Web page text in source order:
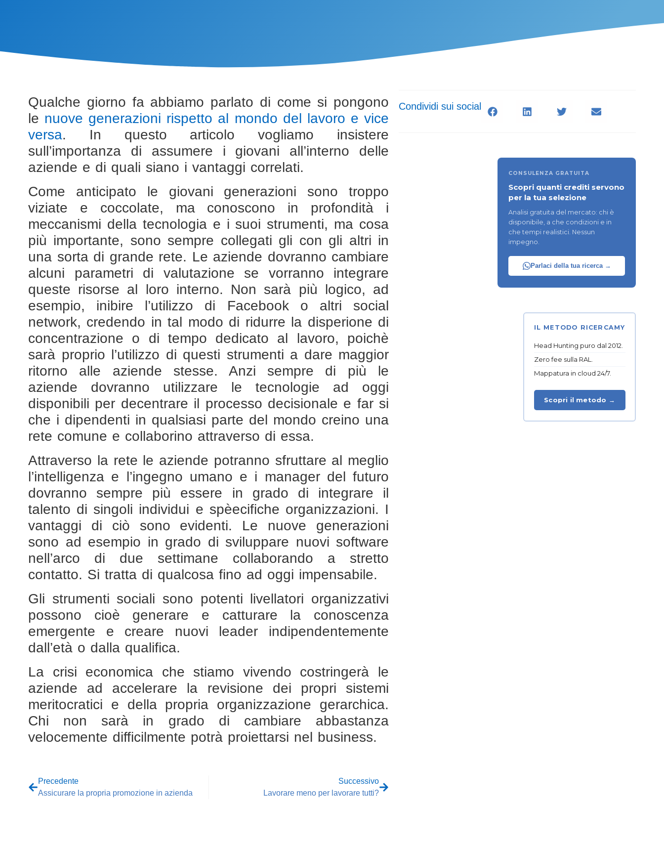
Qualche giorno fa abbiamo parlato di come si pongono
le nuove generazioni rispetto al mondo del lavoro e vice
versa. In questo articolo vogliamo insistere
sull’importanza di assumere i giovani all’interno delle
aziende e di quali siano i vantaggi correlati.
Come anticipato le giovani generazioni sono troppo
viziate e coccolate, ma conoscono in profondità i
meccanismi della tecnologia e i suoi strumenti, ma cosa
più importante, sono sempre collegati gli con gli altri in
una sorta di grande rete. Le aziende dovranno cambiare
alcuni parametri di valutazione se vorranno integrare
queste risorse al loro interno. Non sarà più logico, ad
esempio, inibire l’utilizzo di Facebook o altri social
network, credendo in tal modo di ridurre la disperione di
concentrazione o di tempo dedicato al lavoro, poichè
sarà proprio l’utilizzo di questi strumenti a dare maggior
ritorno alle aziende stesse. Anzi sempre di più le
aziende dovranno utilizzare le tecnologie ad oggi
disponibili per decentrare il processo decisionale e far si
che i dipendenti in qualsiasi parte del mondo creino una
rete comune e collaborino attraverso di essa.
Attraverso la rete le aziende potranno sfruttare al meglio
l’intelligenza e l’ingegno umano e i manager del futuro
dovranno sempre più essere in grado di integrare il
talento di singoli individui e spèecifiche organizzazioni. I
vantaggi di ciò sono evidenti. Le nuove generazioni
sono ad esempio in grado di sviluppare nuovi software
nell’arco di due settimane collaborando a stretto
contatto. Si tratta di qualcosa fino ad oggi impensabile.
Gli strumenti sociali sono potenti livellatori organizzativi
possono cioè generare e catturare la conoscenza
emergente e creare nuovi leader indipendentemente
dall’età o dalla qualifica.
La crisi economica che stiamo vivendo costringerà le
aziende ad accelerare la revisione dei propri sistemi
meritocratici e della propria organizzazione gerarchica.
Chi non sarà in grado di cambiare abbastanza
velocemente difficilmente potrà proiettarsi nel business.
Precedente
Assicurare la propria promozione in azienda
Successivo
Lavorare meno per lavorare tutti?
Condividi sui social
CONSULENZA GRATUITA
Scopri quanti crediti servono
per la tua selezione
Analisi gratuita del mercato: chi è
disponibile, a che condizioni e in
che tempi realistici. Nessun
impegno.
Parlaci della tua ricerca →
IL METODO RICERCAMY
Head Hunting puro dal 2012.
Zero fee sulla RAL.
Mappatura in cloud 24/7.
Scopri il metodo →